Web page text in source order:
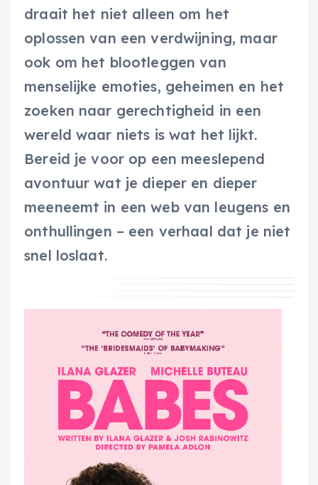
draait het niet alleen om het
oplossen van een verdwijning, maar
ook om het blootleggen van
menselijke emoties, geheimen en het
zoeken naar gerechtigheid in een
wereld waar niets is wat het lijkt.
Bereid je voor op een meeslepend
avontuur wat je dieper en dieper
meeneemt in een web van leugens en
onthullingen – een verhaal dat je niet
snel loslaat.